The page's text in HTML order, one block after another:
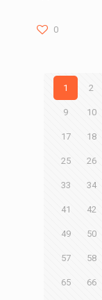
0
1 2
9 10
17 18
25 26
33 34
41 42
49 50
57 58
65 66